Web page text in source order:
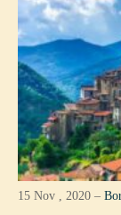
15 Nov , 2020 –